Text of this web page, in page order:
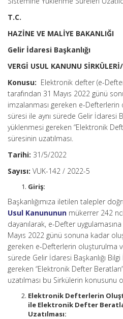
T.C.
HAZİNE VE MALİYE BAKANLIĞI
Gelir İdaresi Başkanlığı
VERGİ USUL KANUNU
Konusu: Elektronik defter (e-
tarafından 31 Mayıs 2022 günü
imzalanması gereken e-
süresi ile aynı sürede Gelir İdaresi
yüklenmesi gereken “Elektronik
süresinin uzatılması.
Tarihi: 31/5/2022
Sayısı: VUK-142 / 2022-5
Giriş:
Başkanlığımıza iletilen talepler
Usul Kanununun mükerrer 242
dayanılarak, e-Defter
Mayıs 2022 günü sonuna kadar
gereken e-Defterlerin oluşturulma
sürede Gelir İdaresi Başkanlığı
gereken “Elektronik Defter
uzatılması bu Sirkülerin konusunu
Elektronik Defterlerin
ile Elektronik Defter
Uzatılması: